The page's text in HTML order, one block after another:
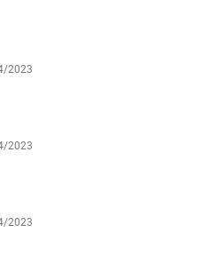
2023
2023
2023